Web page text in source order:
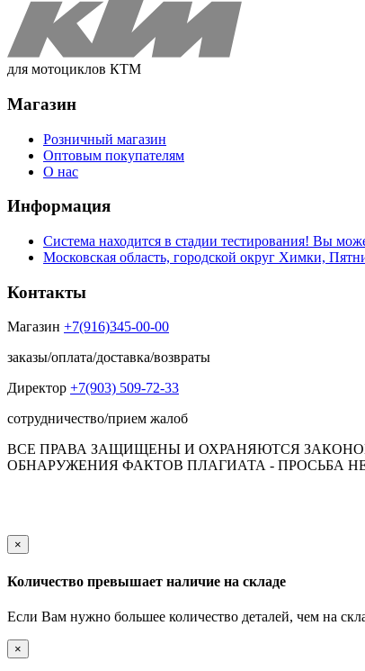
для мотоциклов КТМ
Магазин
Розничный магазин
Оптовым покупателям
О нас
Информация
Система находится в стадии тестирования! Вы
Московская область, городской округ Химки,
Контакты
Магазин +7(916)345-00-00
заказы/оплата/доставка/возвраты
Директор +7(903) 509-72-33
сотрудничество/прием жалоб
ВСЕ ПРАВА ЗАЩИЩЕНЫ И ОХРАНЯЮТСЯ
ОБНАРУЖЕНИЯ ФАКТОВ ПЛАГИАТА - ПРОСЬБА
×
Количество превышает наличие на складе
Если Вам нужно большее количество деталей, чем на
×